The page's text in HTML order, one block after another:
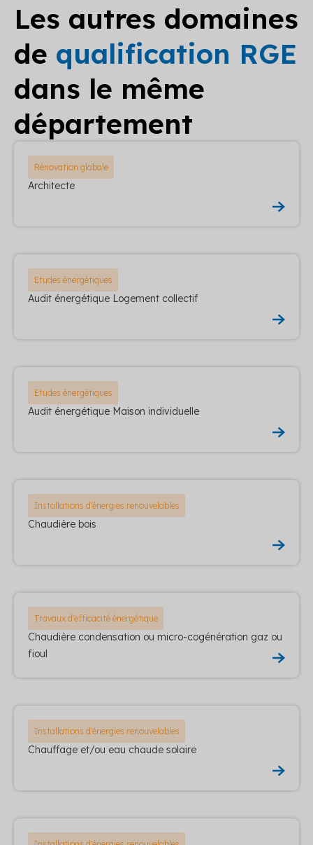
Les autres domaines
de qualification RGE
dans le même
département
Rénovation globale
Architecte
Etudes énergétiques
Audit énergétique Logement collectif
Etudes énergétiques
Audit énergétique Maison individuelle
Installations d'énergies renouvelables
Chaudière bois
Travaux d'efficacité énergétique
Chaudière condensation ou micro-cogénération gaz ou
fioul
Installations d'énergies renouvelables
Chauffage et/ou eau chaude solaire